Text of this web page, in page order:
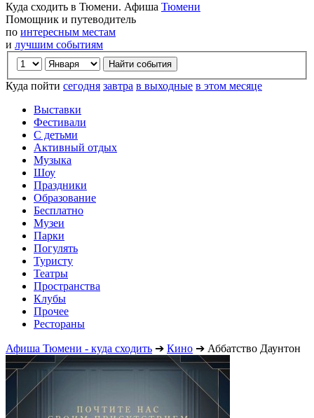
Куда сходить в Тюмени. Афиша Тюмени
Помощник и путеводитель
по интересным местам
и лучшим событиям
Куда пойти сегодня завтра в выходные в этом месяце
Выставки
Фестивали
С детьми
Активный отдых
Музыка
Шоу
Праздники
Образование
Бесплатно
Музеи
Парки
Погулять
Туристу
Театры
Пространства
Клубы
Прочее
Рестораны
Афиша Тюмени - куда сходить ➔ Кино ➔ Аббатство Даунтон